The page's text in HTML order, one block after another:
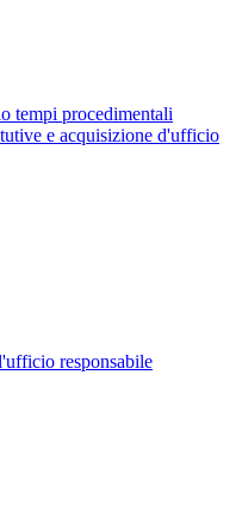
tempi procedimentali
e acquisizione d'ufficio
responsabile